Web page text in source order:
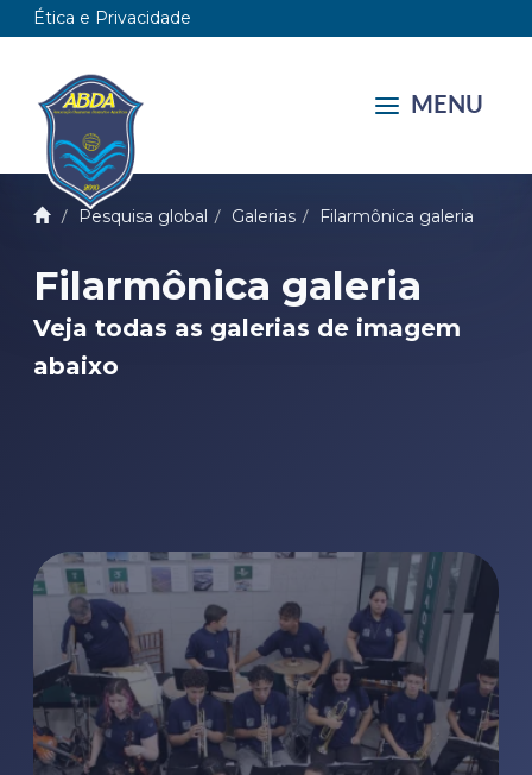
Ética e Privacidade
MENU
Pesquisa global Galerias Filarmônica galeria
Filarmônica galeria
Veja todas as galerias de imagem
abaixo